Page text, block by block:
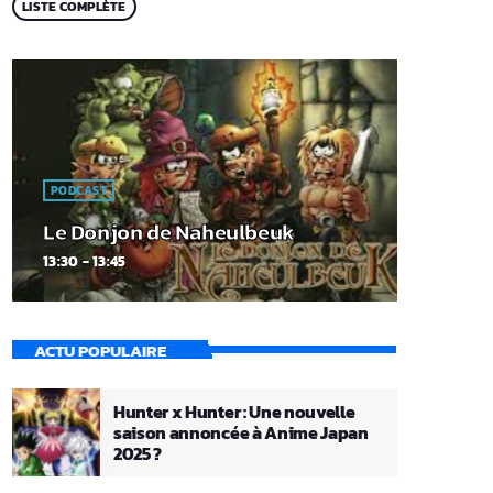
LISTE COMPLÈTE
PODCAST
Le Donjon de Naheulbeuk
13:30 - 13:45
ACTU POPULAIRE
Hunter x Hunter : Une nouvelle
saison annoncée à Anime Japan
2025 ?